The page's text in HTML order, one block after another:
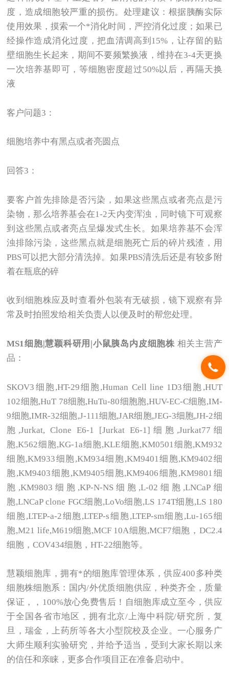
度，造成细胞较严重的损伤。处理建议：根据胰酶实际
使用效果，摸索一个*消化时间，严控消化过度；如果已
经操作造成消化过度，把血清调高到15%，让存留的贴
壁细胞生长起来，期间不要频繁换液，维持在3-4天更换
一次培养基即可，等细胞密度超过50%以后，再隔天换
液
客户问题3：
细胞培养中有黑点或者亮圆点
回答3：
要客户首先排除是否污染，如果这些黑点或者亮点是污
染物，那么培养基会在1-2天内变浑浊，同时镜下可观察
到这些黑点或者亮点呈爆发式生长。如果培养基不会浑
浊排除污染，这些黑点就是细胞死亡后的碎片残渣，用
PBS可以把大部分清洗掉。如果PBS清洗后还是有较多附
着在瓶底的碎
收到细胞株应及时查看外包装有无破损，镜下观察有异
常及时拍照发给相关负责人以便及时的帮您处理。
MS1细胞|慧颖科研用|小鼠胰岛内皮细胞株 相关主营产
品：
SKOV3 细胞,HT-29细胞,Human Cell line 1D3细胞,HUT
102细胞,HuT 78细胞,HuTu-80细胞胞,HUV-EC-C细胞,IM-
9细胞,IMR-32细胞,J-111细胞,JAR细胞,JEG-3细胞,JH-2细
胞,Jurkat, Clone E6-1 [Jurkat E6-1]细胞,Jurkat77细
胞,K562细胞,KG-1a细胞,KLE细胞,KM0501细胞,KM932
细胞,KM933细胞,KM934细胞,KM9401细胞,KM9402细
胞,KM9403细胞,KM9405细胞,KM9406细胞,KM9801细
胞,KM9803细胞,KP-N-NS细胞,L-02细胞,LNCaP细
胞,LNCaP clone FGC细胞,LoVo细胞,LS 174T细胞,LS 180
细胞,LTEP-a-2细胞,LTEP-s细胞,LTEP-sm细胞,Lu-165细
胞,M21 life,M619细胞,MCF 10A细胞,MCF7细胞，DC2.4
细胞，COV434细胞，HT-22细胞等。
慧颖细胞库，拥有*的细胞库管理体系，供应400多种类
细胞株细胞系：国内/外优质细胞供应，种类齐全，质量
保证，，100%放心免费售后！自细胞库成立至今，供应
于全国各省市地区，拥有北京/上海中科院/研究所，复
旦，瑞金，上药所等各大小型院校及企业。一心服务广
大师生顺利实验研究，并给予适当，受到大家长期以来
的信任和亲睐，更多合作项目正在准备启动中。